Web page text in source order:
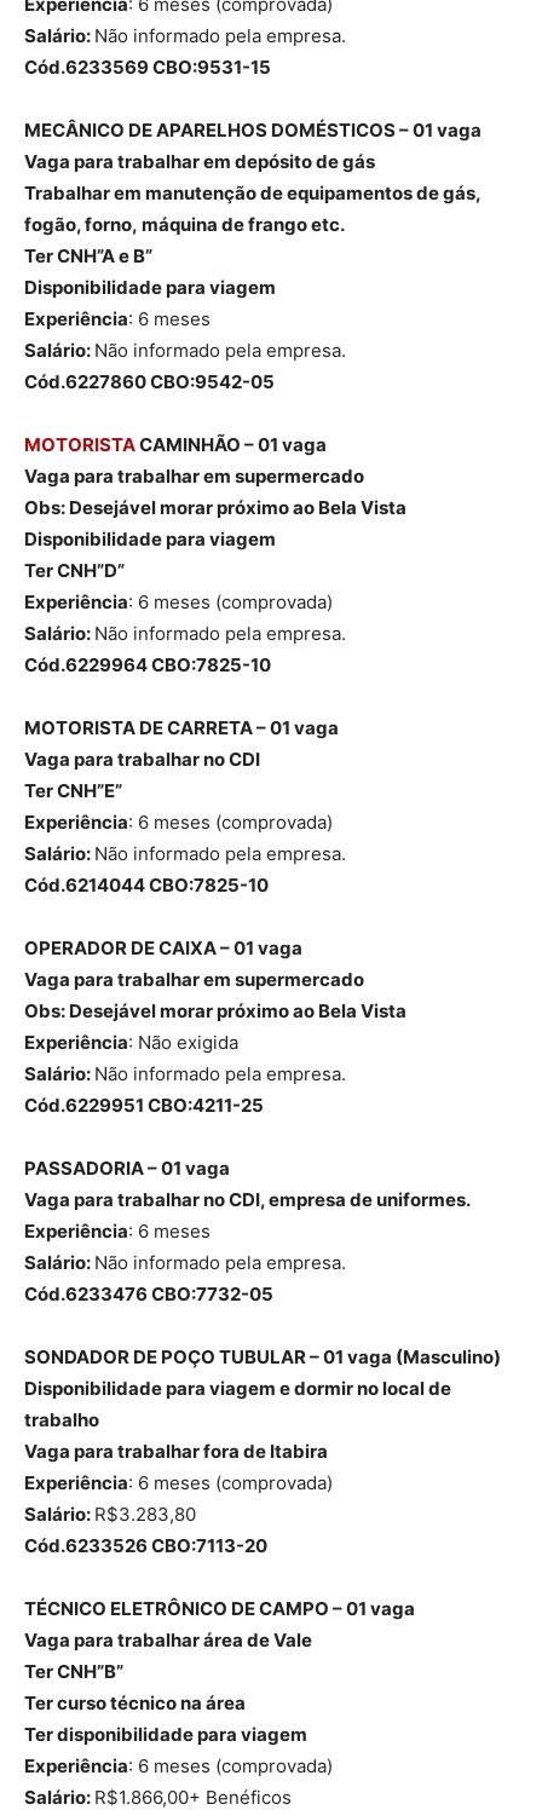
Salário: Não informado pela empresa.
Cód.6233569 CBO:9531-15
MECÂNICO DE APARELHOS DOMÉSTICOS – 01 vaga
Vaga para trabalhar em depósito de gás
Trabalhar em manutenção de equipamentos de gás,
fogão, forno, máquina de frango etc.
Ter CNH”A e B”
Disponibilidade para viagem
Experiência: 6 meses
Salário: Não informado pela empresa.
Cód.6227860 CBO:9542-05
MOTORISTACAMINHÃO – 01 vaga
Vaga para trabalhar em supermercado
Obs: Desejável morar próximo ao Bela Vista
Disponibilidade para viagem
Ter CNH”D”
Experiência: 6 meses (comprovada)
Salário: Não informado pela empresa.
Cód.6229964 CBO:7825-10
MOTORISTA DE CARRETA – 01 vaga
Vaga para trabalhar no CDI
Ter CNH”E”
Experiência: 6 meses (comprovada)
Salário: Não informado pela empresa.
Cód.6214044 CBO:7825-10
OPERADOR DE CAIXA – 01 vaga
Vaga para trabalhar em supermercado
Obs: Desejável morar próximo ao Bela Vista
Experiência: Não exigida
Salário: Não informado pela empresa.
Cód.6229951 CBO:4211-25
PASSADORIA – 01 vaga
Vaga para trabalhar no CDI, empresa de uniformes.
Experiência: 6 meses
Salário: Não informado pela empresa.
Cód.6233476 CBO:7732-05
SONDADOR DE POÇO TUBULAR – 01 vaga (Masculino)
Disponibilidade para viagem e dormir no local de
trabalho
Vaga para trabalhar fora de Itabira
Experiência: 6 meses (comprovada)
Salário: R$3.283,80
Cód.6233526 CBO:7113-20
TÉCNICO ELETRÔNICO DE CAMPO – 01 vaga
Vaga para trabalhar área de Vale
Ter CNH”B”
Ter curso técnico na área
Ter disponibilidade para viagem
Experiência: 6 meses (comprovada)
Salário: R$1.866,00+ Benéficos